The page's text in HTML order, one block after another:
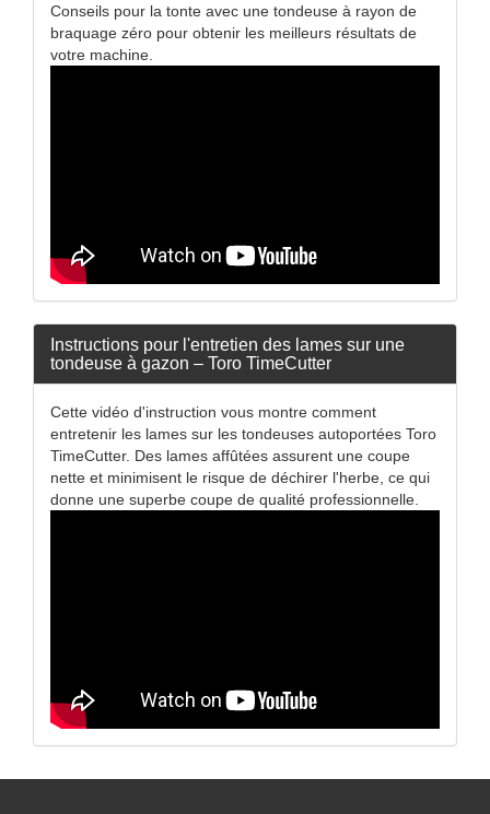
Conseils pour la tonte avec une tondeuse à rayon de
braquage zéro pour obtenir les meilleurs résultats de
votre machine.
Instructions pour l'entretien des lames sur une
tondeuse à gazon – Toro TimeCutter
Cette vidéo d'instruction vous montre comment
entretenir les lames sur les tondeuses autoportées Toro
TimeCutter. Des lames affûtées assurent une coupe
nette et minimisent le risque de déchirer l'herbe, ce qui
donne une superbe coupe de qualité professionnelle.